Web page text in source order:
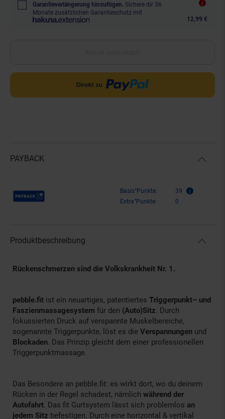
Garantieverlängerung hinzufügen. Sichere dir 36
Monate zusätzlichen Garantieschutz mit
12,99 €
PAYBACK
Payback Punkte Basis°Punkte:
39
Extra°Punkte:
0
Produktbeschreibung
Rückenschmerzen sind die Volkskrankheit Nr. 1.
pebble.fit ist ein neuartiges, patentiertes Triggerpunkt– und
Faszienmassagesystem für den (Auto)Sitz. Durch
fokussierten Druck auf verspannte Muskelbereiche,
sogenannte Triggerpunkte, löst es die Verspannungen und
Blockaden. Das Prinzip gleicht dem einer professionellen
Triggerpunktmassage.
Das Besondere an pebble.fit: es wirkt dort, wo du deinem
Rücken in der Regel schadest, nämlich während der
Autofahrt. Das fit Gurtsystem lässt sich problemlos an
jedem Sitz befestigen. Durch eine horizontal & vertikal